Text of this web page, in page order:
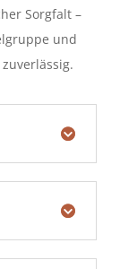
Sorgfalt –
und